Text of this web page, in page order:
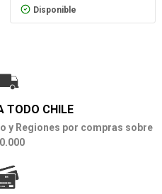
Disponible
TODO CHILE
y Regiones por compras sobre